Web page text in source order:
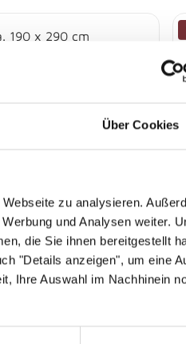
Über Cookies
zu analysieren.
und Analysen weiter.
die Sie ihnen bereitgestellt
"Details anzeigen", um eine
Ihre Auswahl im Nachhinein
x 290 cm